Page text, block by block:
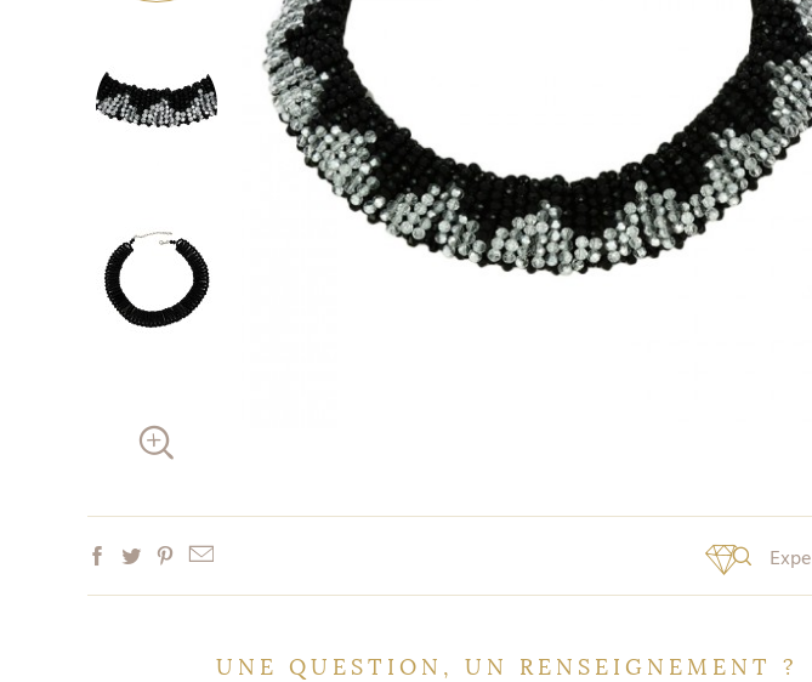
UNE QUESTION, UN RENSEIGNEMENT ?